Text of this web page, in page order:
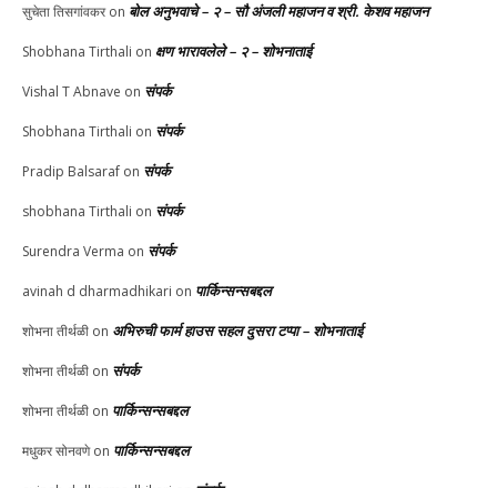
सुचेता तिसगांवकरon बोल अनुभवाचे – २ – सौ अंजली महाजन व श्री. केशव महाजन
Shobhana Tirthali on क्षण भारावलेले – २ – शोभनाताई
Vishal T Abnave on संपर्क
Shobhana Tirthali on संपर्क
Pradip Balsaraf on संपर्क
shobhana Tirthali on संपर्क
Surendra Verma on संपर्क
avinah d dharmadhikari on पार्किन्सन्सबद्दल
शोभना तीर्थळी on अभिरुची फार्म हाउस सहल दुसरा टप्पा – शोभनाताई
शोभना तीर्थळी on संपर्क
शोभना तीर्थळी on पार्किन्सन्सबद्दल
मधुकर सोनवणेon पार्किन्सन्सबद्दल